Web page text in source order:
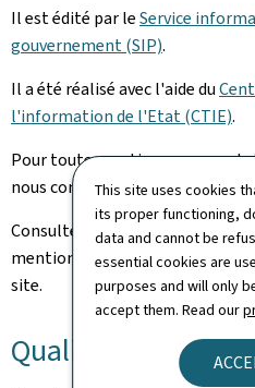
This site uses cookies
its proper functioning,
data and cannot be
essential cookies are
purposes and will only
accept them. Read our
Il est édité par leService
gouvernement (SIP).
Il a été réalisé avec l'aide du
l'information de l'Etat (CTIE).
Pour toute question sur ce
nous contacter via notre
Consultez lanotice légalepour
mentions légales et des
site.
Qualité